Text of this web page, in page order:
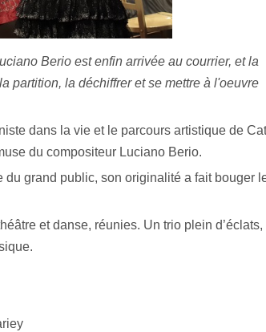
Berio est enfin arrivée au courrier, et la
partition, la déchiffrer et se mettre à l'oeuvre
dans la vie et le parcours artistique de
du compositeur Luciano Berio.
grand public, son originalité a fait bouger
et danse, réunies. Un trio plein d’éclats,